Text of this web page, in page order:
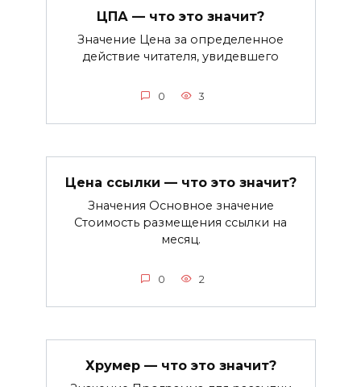
ЦПА — что это значит?
Значение Цена за определенное
действие читателя, увидевшего
0 3
Цена ссылки — что это значит?
Значения Основное значение
Стоимость размещения ссылки на
месяц.
0 2
Хрумер — что это значит?